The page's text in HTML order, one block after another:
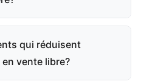
qui réduisent
vente libre?